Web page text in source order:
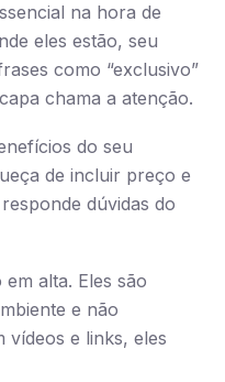
na hora de
eles estão, seu
como “exclusivo”
chama a atenção.
do seu
de incluir preço e
dúvidas do
alta. Eles são
e não
vídeos e links, eles